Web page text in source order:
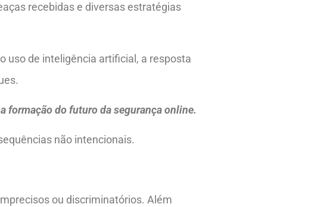
recebidas e diversas estratégias
uso de inteligência artificial, a resposta
formação do futuro da segurança online.
não intencionais.
ou discriminatórios. Além